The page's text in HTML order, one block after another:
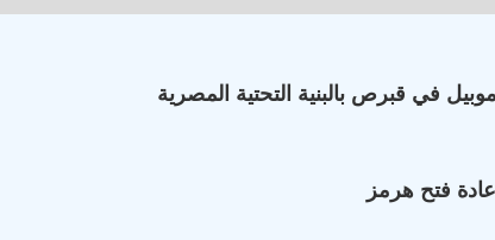
في قبرص بالبنية التحتية المصرية
فتح هرمز